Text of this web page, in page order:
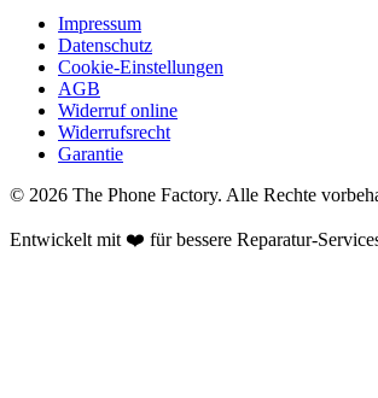
Impressum
Datenschutz
Cookie-Einstellungen
AGB
Widerruf online
Widerrufsrecht
Garantie
© 2026 The Phone Factory. Alle Rechte
Entwickelt mit ❤️ für bessere Reparatur-